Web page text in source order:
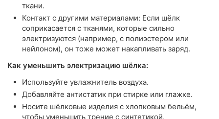
ткани.
Контакт с другими материалами: Если шёлк
соприкасается с тканями, которые сильно
электризуются (например, с полиэстером или
нейлоном), он тоже может накапливать заряд.
Как уменьшить электризацию шёлка:
Используйте увлажнитель воздуха.
Добавляйте антистатик при стирке или глажке.
Носите шёлковые изделия с хлопковым бельём,
чтобы уменьшить трение с синтетикой.